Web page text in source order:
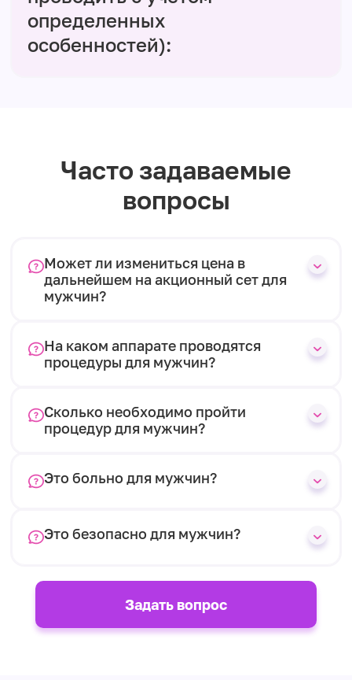
определенных
особенностей):
Часто задаваемые
вопросы
Может ли измениться цена в
дальнейшем на акционный сет для
мужчин?
На каком аппарате проводятся
процедуры для мужчин?
Сколько необходимо пройти
процедур для мужчин?
Это больно для мужчин?
Это безопасно для мужчин?
Задать вопрос